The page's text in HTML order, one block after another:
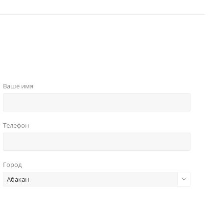
Ваше имя
Телефон
Город
Абакан